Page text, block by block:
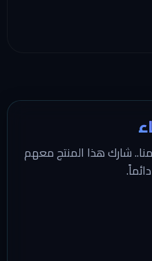
شارك هذا المنتج معهم